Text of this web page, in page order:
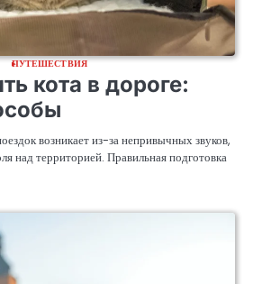
ПУТЕШЕСТВИЯ
кота в дороге:
возникает из-за непривычных звуков,
над территорией. Правильная подготовка